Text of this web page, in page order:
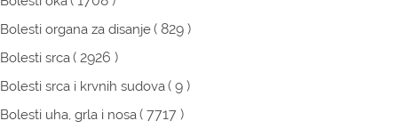
Bolesti organa za disanje( 829 )
Bolesti srca( 2926 )
Bolesti srca i krvnih sudova( 9 )
Bolesti uha, grla i nosa( 7717 )